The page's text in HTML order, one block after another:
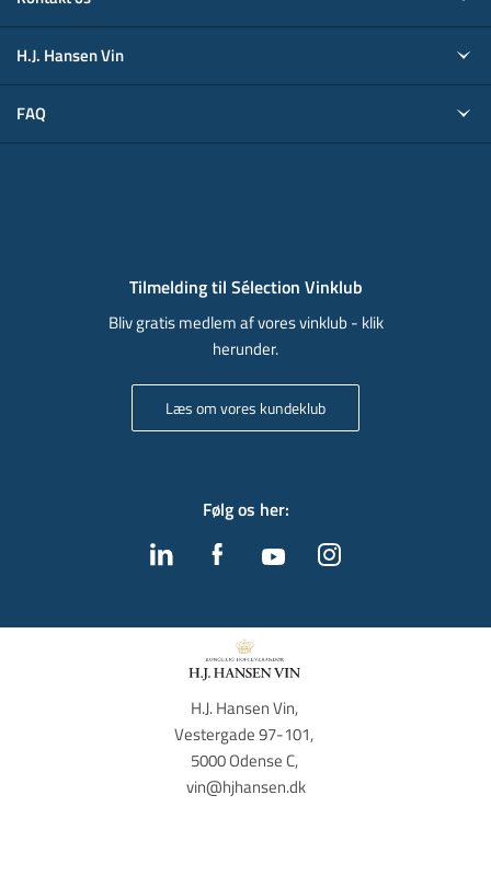
H.J. Hansen Vin
FAQ
Tilmelding til Sélection Vinklub
Bliv gratis medlem af vores vinklub - klik
herunder.
Læs om vores kundeklub
Følg os her:
H.J. Hansen Vin,
Vestergade 97-101,
5000 Odense C,
vin@hjhansen.dk